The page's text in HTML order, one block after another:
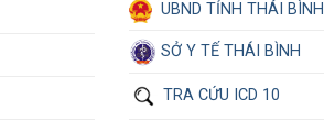
UBND TỈNH THÁI BÌNH
SỞ Y TẾ THÁI BÌNH
TRA CỨU ICD 10